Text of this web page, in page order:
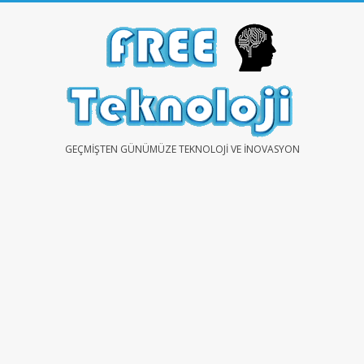
FREEGEÇMIŞTEN GÜNÜMÜZE TEKNOLOJI VE İNOVASYON